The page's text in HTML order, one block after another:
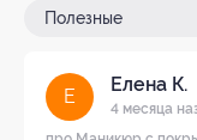
Полезные
Е
Елена К.
4 месяца